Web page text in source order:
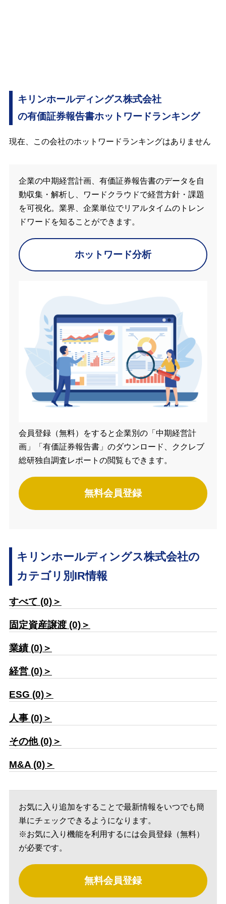
キリンホールディングス株式会社
の有価証券報告書ホットワードランキング
現在、この会社のホットワードランキングはありません
企業の中期経営計画、有価証券報告書のデータを自
動収集・解析し、ワードクラウドで経営方針・課題
を可視化。業界、企業単位でリアルタイムのトレン
ドワードを知ることができます。
ホットワード分析
会員登録（無料）をすると企業別の「中期経営計
画」「有価証券報告書」のダウンロード、ククレブ
総研独自調査レポートの閲覧もできます。
無料会員登録
キリンホールディングス株式会社の
カテゴリ別IR情報
すべて (0)＞
固定資産譲渡 (0)＞
業績 (0)＞
経営 (0)＞
ESG (0)＞
人事 (0)＞
その他 (0)＞
M&A (0)＞
お気に入り追加をすることで最新情報をいつでも簡
単にチェックできるようになります。
※お気に入り機能を利用するには会員登録（無料）
が必要です。
無料会員登録